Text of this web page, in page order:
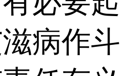
病作斗